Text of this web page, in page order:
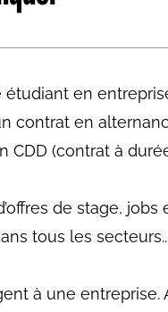
en
contrat en
CDD (contrat à
de stage,
tous les
à une